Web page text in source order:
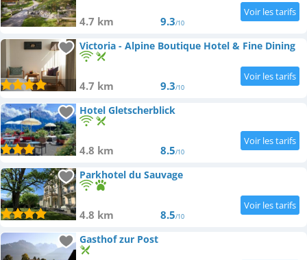
4.7 km 9.3/10
Victoria - Alpine Boutique Hotel & Fine Dining
4.7 km 9.3/10
Hotel Gletscherblick
4.8 km 8.5/10
Parkhotel du Sauvage
4.8 km 8.5/10
Gasthof zur Post